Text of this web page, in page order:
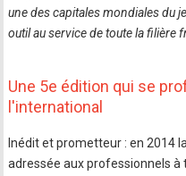
une des capitales mondiales du
outil au service de toute la filière
Une 5e édition qui se
l'international
Inédit et prometteur : en 2014
adressée aux professionnels à